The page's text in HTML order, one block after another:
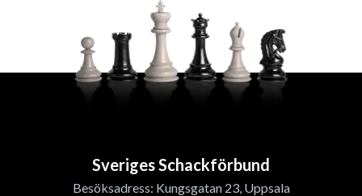
Sveriges Schackförbund
Besöksadress: Kungsgatan 23, Uppsala